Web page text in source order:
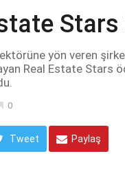
Stars
yön veren
Real Estate Stars
0
Tweet Paylaş